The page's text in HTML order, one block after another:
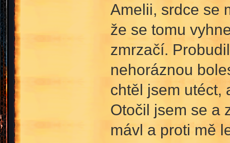
Amelii, srdce se
že se tomu
zmrzačí.
nehoráznou
chtěl jsem utéct,
Otočil jsem se a
mávl a proti mě